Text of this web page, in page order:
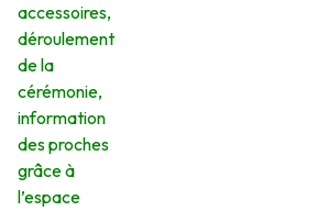
accessoires,
déroulement
de la
cérémonie,
information
des proches
grâce à
l’espace